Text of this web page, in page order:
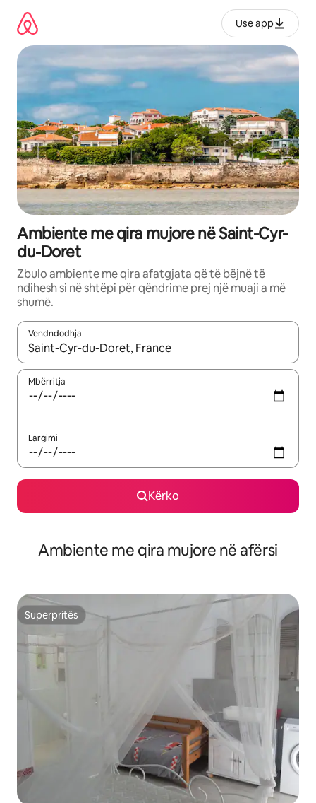
përmbajtja
Use app
Ambiente me qira mujore në Saint-Cyr-
du-Doret
Zbulo ambiente me qira afatgjata që të bëjnë të
ndihesh si në shtëpi për qëndrime prej një muaji a më
shumë.
Vendndodhja
Kur rezultatet të jenë të disponueshme, lëviz me butonat e
Mbërritja
Largimi
Kërko
Ambiente me qira mujore në afërsi
Superpritës
Superpritës